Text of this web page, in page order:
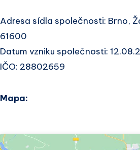
Adresa sídla společnosti: Brno,
61600
Datum vzniku společnosti:
IČO: 28802659
Mapa: